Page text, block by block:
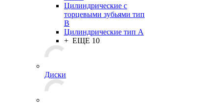
Цилиндрические с
торцевыми зубьями тип
B
Цилиндрические тип А
+ ЕЩЕ 10
Диски